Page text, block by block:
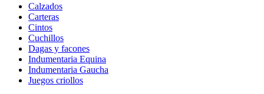
Calzados
Carteras
Cintos
Cuchillos
Dagas y facones
Indumentaria Equina
Indumentaria Gaucha
Juegos criollos